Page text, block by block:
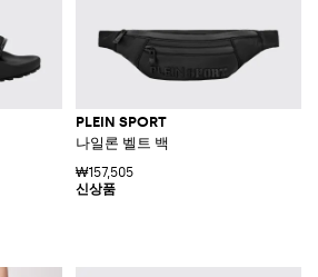
PLEIN SPORT
나일론 벨트 백
₩157,505